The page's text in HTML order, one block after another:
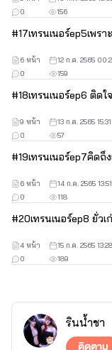
156
0
#17เทรนเนอร์ep5เพรา
159
0
6 หน้า 12 ก.ค. 2565
#18เทรนเนอร์ep6 ติด
57
0
9 หน้า
13 ก.ค. 2565
#19เทรนเนอร์ep7คิดถึ
118
0
6 หน้า 14 ก.ค. 2565
#20เทรนเนอร์ep8 ยั่วเ
189
0
4 หน้า 15 ก.ค. 2565
รินน้ำชา